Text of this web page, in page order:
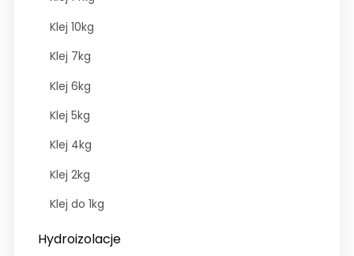
Klej 10kg
Klej 7kg
Klej 6kg
Klej 5kg
Klej 4kg
Klej 2kg
Klej do 1kg
Hydroizolacje